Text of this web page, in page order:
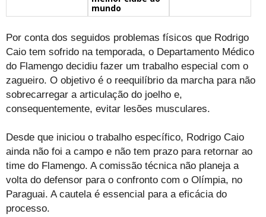
mundo
Por conta dos seguidos problemas físicos que Rodrigo
Caio tem sofrido na temporada, o Departamento Médico
do Flamengo decidiu fazer um trabalho especial com o
zagueiro. O objetivo é o reequilíbrio da marcha para não
sobrecarregar a articulação do joelho e,
consequentemente, evitar lesões musculares.
Desde que iniciou o trabalho específico, Rodrigo Caio
ainda não foi a campo e não tem prazo para retornar ao
time do Flamengo. A comissão técnica não planeja a
volta do defensor para o confronto com o Olímpia, no
Paraguai. A cautela é essencial para a eficácia do
processo.